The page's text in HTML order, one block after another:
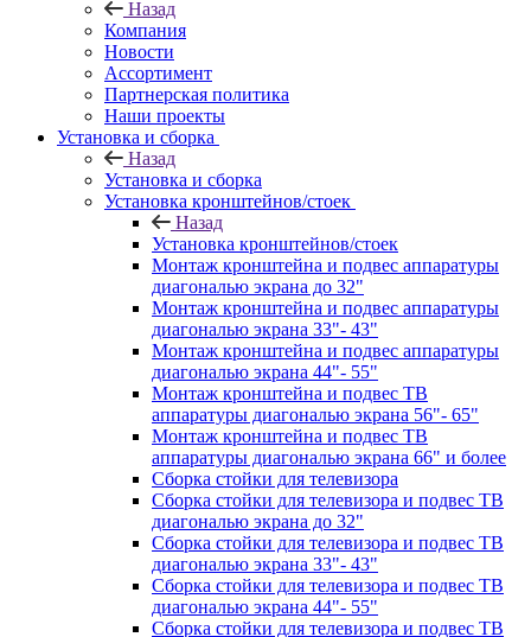
Назад
Компания
Новости
Ассортимент
Партнерская политика
Наши проекты
Установка и сборка
Назад
Установка и сборка
Установка кронштейнов/стоек
Назад
Установка кронштейнов/стоек
Монтаж кронштейна и подвес аппаратуры
диагональю экрана до 32"
Монтаж кронштейна и подвес аппаратуры
диагональю экрана 33"- 43"
Монтаж кронштейна и подвес аппаратуры
диагональю экрана 44"- 55"
Монтаж кронштейна и подвес ТВ
аппаратуры диагональю экрана 56"- 65"
Монтаж кронштейна и подвес ТВ
аппаратуры диагональю экрана 66" и более
Сборка стойки для телевизора
Сборка стойки для телевизора и подвес ТВ
диагональю экрана до 32"
Сборка стойки для телевизора и подвес ТВ
диагональю экрана 33"- 43"
Сборка стойки для телевизора и подвес ТВ
диагональю экрана 44"- 55"
Сборка стойки для телевизора и подвес ТВ